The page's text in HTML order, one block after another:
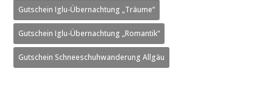
Gutschein Iglu-Übernachtung „Träume“
Gutschein Iglu-Übernachtung „Romantik“
Gutschein Schneeschuhwanderung Allgäu